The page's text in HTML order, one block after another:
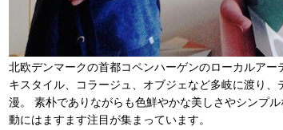
北欧デンマークの首都コペンハーゲンのローカルア
キスタイル、コラージュ、オブジェなど多岐に渡り
漫。 素朴でありながらも色鮮やかな美しさやシンプ
動にはますます注目が集まっています。